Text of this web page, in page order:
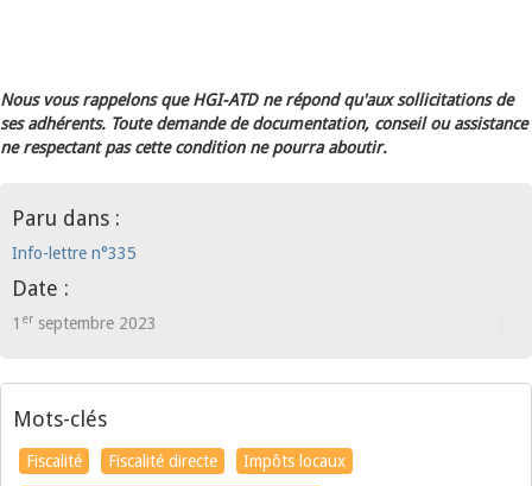
Nous vous rappelons que HGI-ATD ne répond qu'aux sollicitations de
ses adhérents. Toute demande de documentation, conseil ou assistance
ne respectant pas cette condition ne pourra aboutir.
Paru dans :
Info-lettre n°335
Date :
1 er septembre 2023
Mots-clés
Fiscalité Fiscalité directe
Impôts locaux